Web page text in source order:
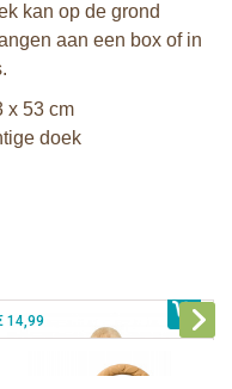
kan op de grond
aan een box of in
x 53 cm
doek
14,99